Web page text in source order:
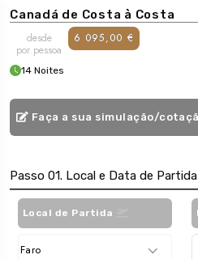
Canadá de Costa à Costa
desde
por pessoa
6 095,00 €
14 Noites
Faça a sua simulação/
Passo 01. Local e Data de Partida
Local de Partida
Faro